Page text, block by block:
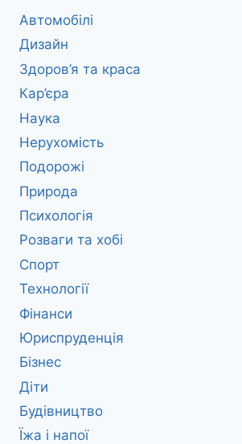
Автомобілі
Дизайн
Здоров’я та краса
Кар’єра
Наука
Нерухомість
Подорожі
Природа
Психологія
Розваги та хобі
Спорт
Технології
Фінанси
Юриспруденція
Бізнес
Діти
Будівництво
Їжа і напої